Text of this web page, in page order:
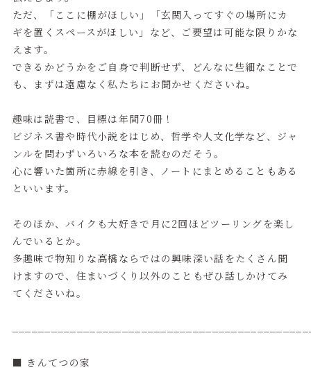
ただ、「ここに棚がほしい」「玄関入ってすぐの場所にカ
ギを置くスペースがほしい」など、ご要望は可能な限りかな
えます。
できるかどうかをご自身で判断せず、どんなに些細なことで
も、まずは遠慮なく私たちにお聞かせくださいね。
趣味は読書で、目標は年間70冊！
ビジネス書や時代小説をはじめ、哲学や人文化学など、ジャ
ンルを問わずいろいろな本を読むのだそう。
心に響いた箇所に赤線を引き、ノートにまとめることもある
といいます。
そのほか、バイクも大好きで月に2回ほどツーリングを楽し
んでいるとか。
多趣味で物知りな高橋ならではの興味深い話をたくさん聞
けますので、住まいづくり以外のこともぜひ話しかけてみ
てくださいね。
■ きんてつの家